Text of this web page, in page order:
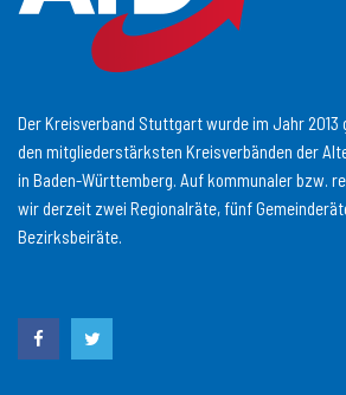
Der Kreisverband Stuttgart wurde im Jahr 2013
den mitgliederstärksten Kreisverbänden der
in Baden-Württemberg. Auf kommunaler bzw.
wir derzeit zwei Regionalräte, fünf
Bezirksbeiräte.